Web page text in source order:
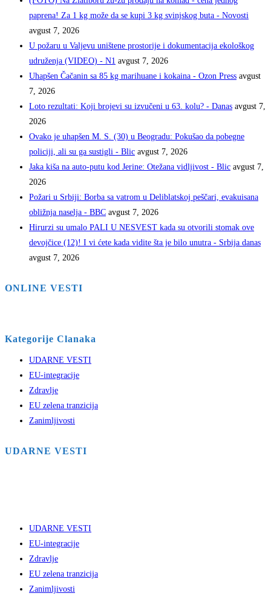
paprena! Za 1 kg može da se kupi 3 kg svinjskog buta - Novosti
avgust 7, 2026
U požaru u Valjevu uništene prostorije i dokumentacija ekološkog
udruženja (VIDEO) - N1 avgust 7, 2026
Uhapšen Čačanin sa 85 kg marihuane i kokaina - Ozon Press avgust
7, 2026
Loto rezultati: Koji brojevi su izvučeni u 63. kolu? - Danas avgust 7,
2026
Ovako je uhapšen M. S. (30) u Beogradu: Pokušao da pobegne
policiji, ali su ga sustigli - Blic avgust 7, 2026
Jaka kiša na auto-putu kod Jerine: Otežana vidljivost - Blic avgust 7,
2026
Požari u Srbiji: Borba sa vatrom u Deliblatskoj peščari, evakuisana
obližnja naselja - BBC avgust 7, 2026
Hirurzi su umalo PALI U NESVEST kada su otvorili stomak ove
devojčice (12)! I vi ćete kada vidite šta je bilo unutra - Srbija danas
avgust 7, 2026
ONLINE VESTI
Kategorije Clanaka
UDARNE VESTI
EU-integracije
Zdravlje
EU zelena tranzicija
Zanimljivosti
UDARNE VESTI
UDARNE VESTI
EU-integracije
Zdravlje
EU zelena tranzicija
Zanimljivosti